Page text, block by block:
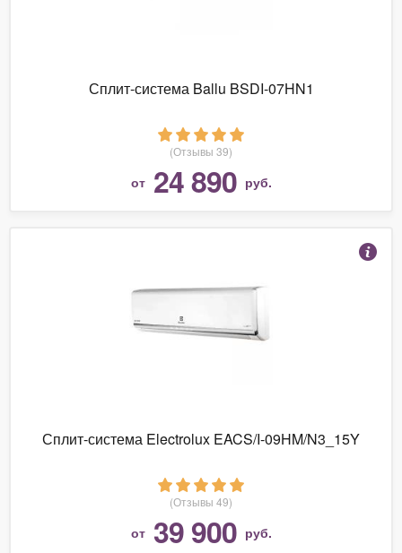
Сплит-система Ballu BSDI-07HN1
(Отзывы 39)
от 24 890 руб.
Сплит-система Electrolux EACS/I-09HM/N3_15Y
(Отзывы 49)
от 39 900 руб.